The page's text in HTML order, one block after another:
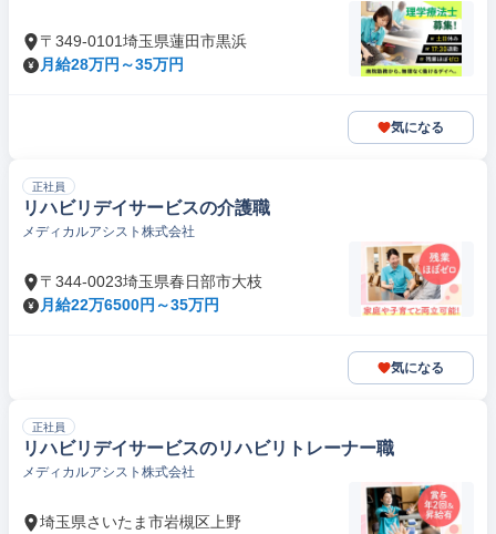
〒349-0101埼玉県蓮田市黒浜
月給28万円～35万円
気になる
正社員
リハビリデイサービスの介護職
メディカルアシスト株式会社
〒344-0023埼玉県春日部市大枝
月給22万6500円～35万円
気になる
正社員
リハビリデイサービスのリハビリトレーナー職
メディカルアシスト株式会社
埼玉県さいたま市岩槻区上野